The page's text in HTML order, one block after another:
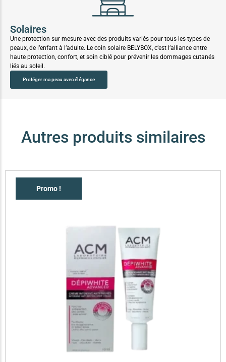
Solaires
Une protection sur mesure avec des produits variés pour tous les types de
peaux, de l’enfant à l’adulte. Le coin solaire BELYBOX, c’est l’alliance entre
haute protection, confort, et soin ciblé pour prévenir les dommages cutanés
liés au soleil.
Protéger ma peau avec élégance
Autres produits similaires
Promo !